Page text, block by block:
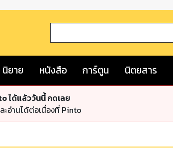
นิยาย หนังสือ การ์ตูน นิตยสาร
ได้แล้ววันนี้ กดเลย
อ่านได้ต่อเนื่องที่ Pinto